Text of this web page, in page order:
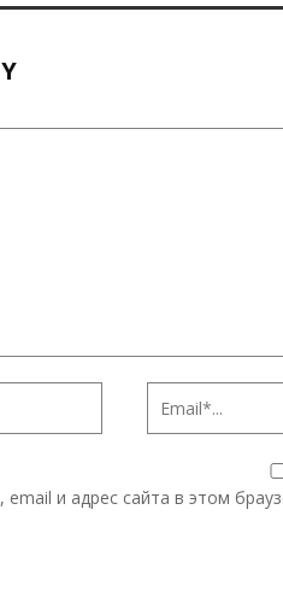
и адрес сайта в этом